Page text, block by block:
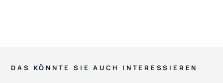
DAS KÖNNTE SIE AUCH INTERESSIEREN